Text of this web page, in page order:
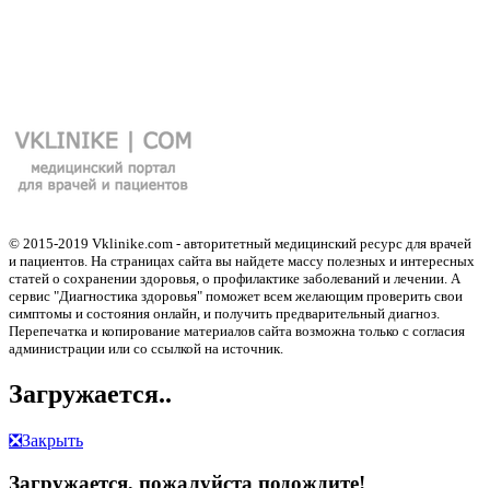
© 2015-2019 Vklinike.com - авторитетный медицинский ресурс для врачей
и пациентов. На страницах сайта вы найдете массу полезных и интересных
статей о сохранении здоровья, о профилактике заболеваний и лечении. А
сервис "Диагностика здоровья" поможет всем желающим проверить свои
симптомы и состояния онлайн, и получить предварительный диагноз.
Перепечатка и копирование материалов сайта возможна только с согласия
администрации или со ссылкой на источник.
Загружается..
❎Закрыть
Загружается, пожалуйста подождите!